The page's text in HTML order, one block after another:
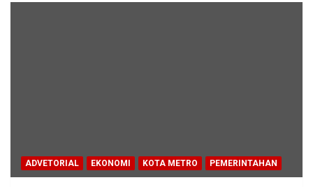
ADVETORIAL EKONOMI KOTA METRO PEMERINTAHAN